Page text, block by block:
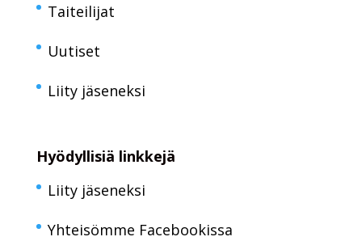
Taiteilijat
Uutiset
Liity jäseneksi
Hyödyllisiä linkkejä
Liity jäseneksi
Yhteisömme Facebookissa